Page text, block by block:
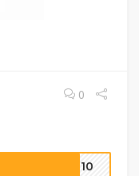
0
ER10